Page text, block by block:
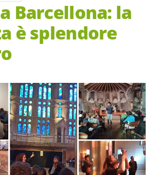
Barcellona: la
è splendore